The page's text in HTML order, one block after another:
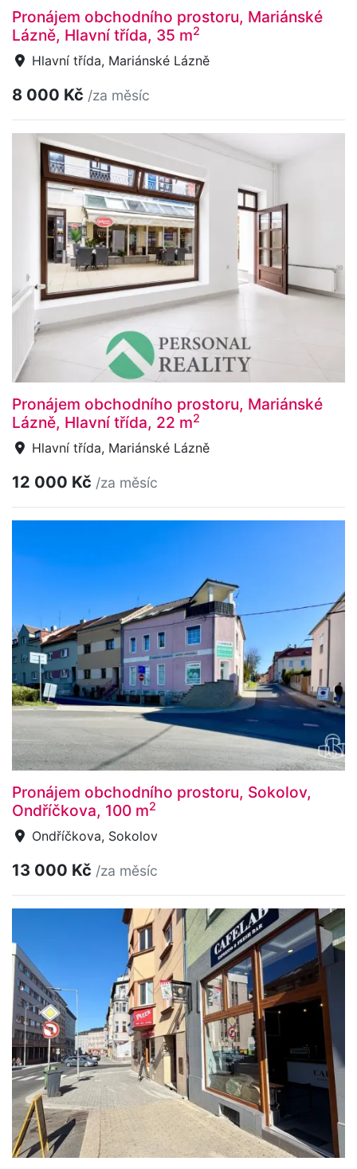
Pronájem obchodního prostoru, Mariánské
Lázně, Hlavní třída, 35 m2
Hlavní třída, Mariánské Lázně
8 000 Kč /za měsíc
Pronájem obchodního prostoru, Mariánské
Lázně, Hlavní třída, 22 m2
Hlavní třída, Mariánské Lázně
12 000 Kč /za měsíc
Pronájem obchodního prostoru, Sokolov,
Ondříčkova, 100 m2
Ondříčkova, Sokolov
13 000 Kč /za měsíc